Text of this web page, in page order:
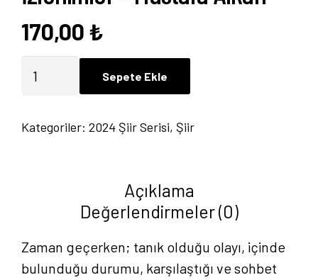
170,00 ₺
Alkan
Sepete Ekle
Kategoriler: 2024 Şiir Serisi, Şiir
Açıklama
Değerlendirmeler (0)
Zaman geçerken; tanık olduğu olayı, içinde
bulunduğu durumu, karşılaştığı ve sohbet